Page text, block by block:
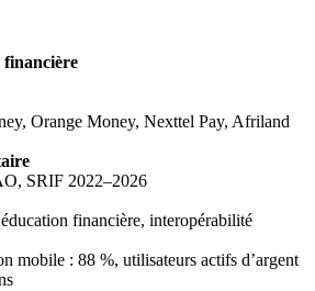
financière
Orange Money, Nexttel Pay, Afriland
SRIF 2022–2026
financière, interopérabilité
mobile : 88 %, utilisateurs actifs d’argent